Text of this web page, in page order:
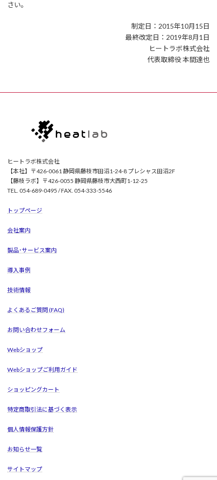
さい。
制定日：2015年10月15日
最終改定日：2019年8月1日
ヒートラボ株式会社
代表取締役 本間達也
ヒートラボ株式会社
【本社】〒426-0061 静岡県藤枝市田沼1-24-8 プレシャス田沼2F
【藤枝ラボ】〒426-0055 静岡県藤枝市大西町1-12-25
TEL. 054-689-0495 / FAX. 054-333-5546
トップページ
会社案内
製品･サービス案内
導入事例
技術情報
よくあるご質問 (FAQ)
お問い合わせフォーム
Webショップ
Webショップご利用ガイド
ショッピングカート
特定商取引法に基づく表示
個人情報保護方針
お知らせ一覧
サイトマップ